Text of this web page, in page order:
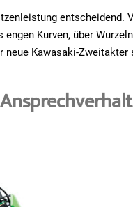
entscheidend.
Kurven, über
neue Kawasaki-Zweitakter